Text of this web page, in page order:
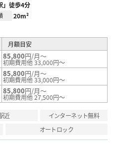
」徒歩4分
20m²
月額目安
85,800円/月～
初期費用他 33,000円～
85,800円/月～
初期費用他 33,000円～
85,800円/月～
初期費用他 27,500円～
近
インターネット無料
オートロック